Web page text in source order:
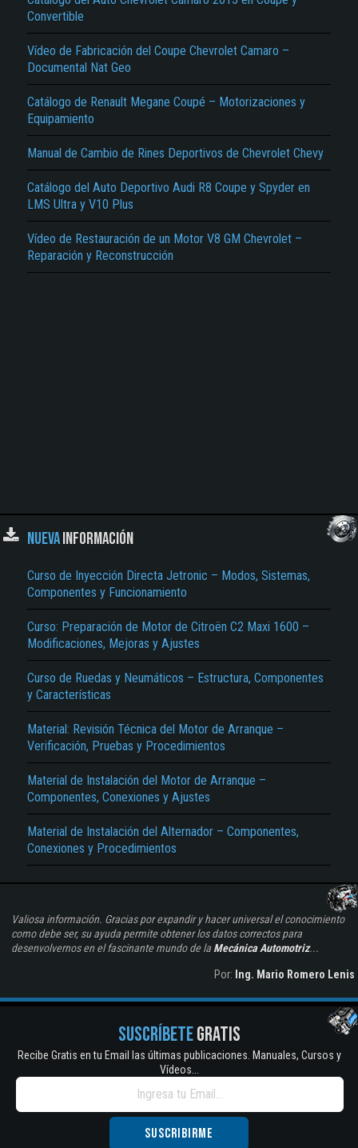
Convertible
Vídeo de Fabricación del Coupe Chevrolet Camaro –
Documental Nat Geo
Catálogo de Renault Megane Coupé – Motorizaciones y
Equipamiento
Manual de Cambio de Rines Deportivos de Chevrolet Chevy
Catálogo del Auto Deportivo Audi R8 Coupe y Spyder en
LMS Ultra y V10 Plus
Vídeo de Restauración de un Motor V8 GM Chevrolet –
Reparación y Reconstrucción
NUEVAINFORMACIÓN
Curso de Inyección Directa Jetronic – Modos, Sistemas,
Componentes y Funcionamiento
Curso: Preparación de Motor de Citroën C2 Maxi 1600 –
Modificaciones, Mejoras y Ajustes
Curso de Ruedas y Neumáticos – Estructura, Componentes
y Características
Material: Revisión Técnica del Motor de Arranque –
Verificación, Pruebas y Procedimientos
Material de Instalación del Motor de Arranque –
Componentes, Conexiones y Ajustes
Material de Instalación del Alternador – Componentes,
Conexiones y Procedimientos
Valiosa información. Gracias por expandir y hacer universal el conocimiento
como debe ser, su ayuda permite obtener los datos correctos para
desenvolvernos en el fascinante mundo de la Mecánica Automotriz...
Por: Ing. Mario Romero Lenis
SUSCRÍBETEGRATIS
Recibe Gratis en tu Email las últimas publicaciones. Manuales, Cursos y
Vídeos...
El Título es incorrecto según el contenido.
Texto o Imagen de portada son erróneos.
No carga o no se visualiza el contenido.
Reportar otro tipo de error...